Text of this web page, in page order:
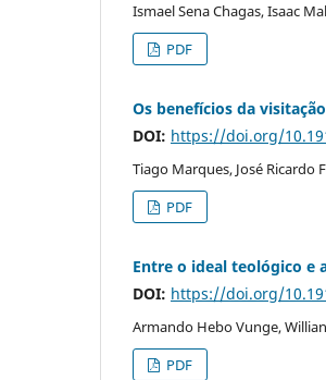
Ismael Sena Chagas, Isaac
PDF
Os benefícios da
DOI: https://doi.org/
Tiago Marques, José Ricardo
PDF
Entre o ideal teológico e
DOI: https://doi.org/
Armando Hebo Vunge,
PDF